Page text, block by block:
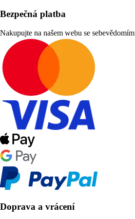
Bezpečná platba
Nakupujte na našem webu se sebevědomím
Doprava a vrácení